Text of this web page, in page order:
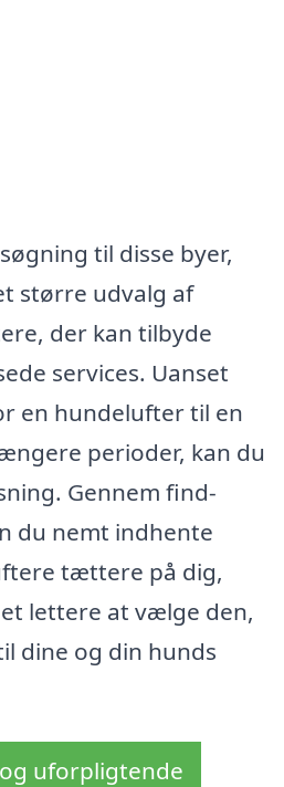
til disse byer,
større udvalg af
der kan tilbyde
services. Uanset
en hundelufter til en
perioder, kan du
Gennem find-
du nemt indhente
tættere på dig,
lettere at vælge den,
dine og din hunds
uforpligtende